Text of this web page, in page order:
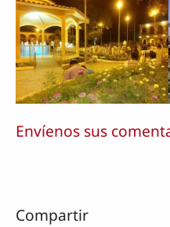
Envíenos sus
Compartir